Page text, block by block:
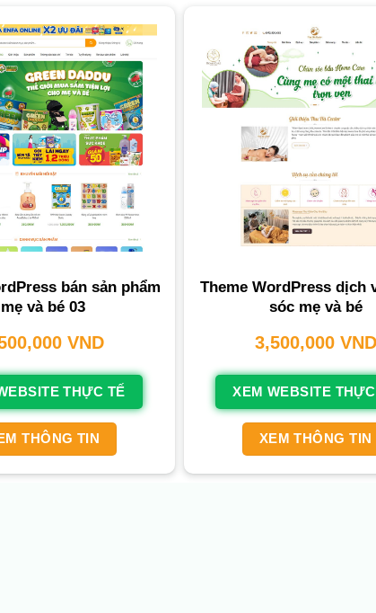
bán sản phẩm
mẹ và bé 03
VND
THỰC TẾ
THÔNG TIN
Theme WordPress dịch
sóc mẹ và bé
3,500,000 VND
XEM WEBSITE
XEM THÔNG TIN